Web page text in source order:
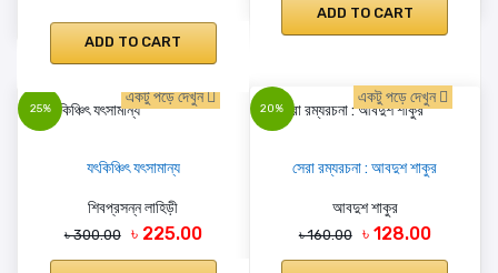
ADD TO CART
ADD TO CART
25%
একটু পড়ে দেখুন
যৎকিঞ্চিৎ যৎসামান্য
শিবপ্রসন্ন লাহিড়ী
৳ 300.00 ৳ 225.00
20%
একটু পড়ে দেখুন
সেরা রম্যরচনা : আবদুশ শাকুর
আবদুশ শাকুর
৳ 160.00 ৳ 128.00